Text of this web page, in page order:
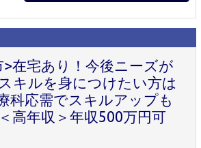
>在宅あり！今後ニーズが
キルを身につけたい方は
科応需でスキルアップも
高年収＞年収500万円可